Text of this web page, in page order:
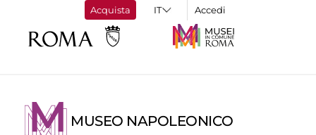
Acquista Accedi
MUSEO NAPOLEONICO